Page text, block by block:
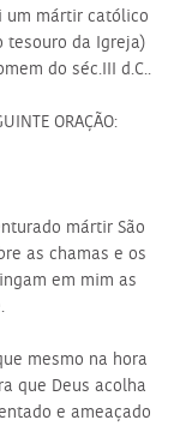
um mártir católico
tesouro da Igreja)
do séc.III d.C..
ORAÇÃO:
mártir São
as chamas e os
em mim as
mesmo na hora
que Deus acolha
e ameaçado